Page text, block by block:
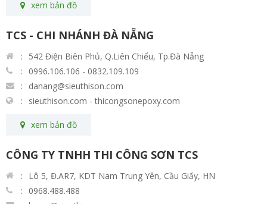
xem bản đồ
TCS - CHI NHÁNH ĐÀ NẴNG
542 Điện Biên Phủ, Q.Liên Chiểu, Tp.Đà Nẵng
0996.106.106 - 0832.109.109
danang@sieuthison.com
sieuthison.com - thicongsonepoxy.com
xem bản đồ
CÔNG TY TNHH THI CÔNG SƠN TCS
Lô 5, Đ.AR7, KDT Nam Trung Yên, Cầu Giấy, HN
0968.488.488